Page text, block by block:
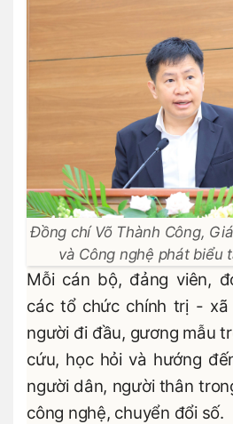
Đồng chí Võ Thành Công,
và Công nghệ phát biểu
Mỗi cán bộ, đảng viên,
các tổ chức chính trị - xã
người đi đầu, gương mẫu
cứu, học hỏi và hướng
người dân, người thân
công nghệ, chuyển đổi số.